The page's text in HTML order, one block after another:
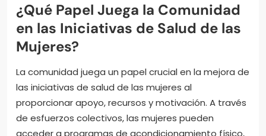
¿Qué Papel Juega la Comunidad
en las Iniciativas de Salud de las
Mujeres?
La comunidad juega un papel crucial en la mejora de
las iniciativas de salud de las mujeres al
proporcionar apoyo, recursos y motivación. A través
de esfuerzos colectivos, las mujeres pueden
acceder a programas de acondicionamiento físico,